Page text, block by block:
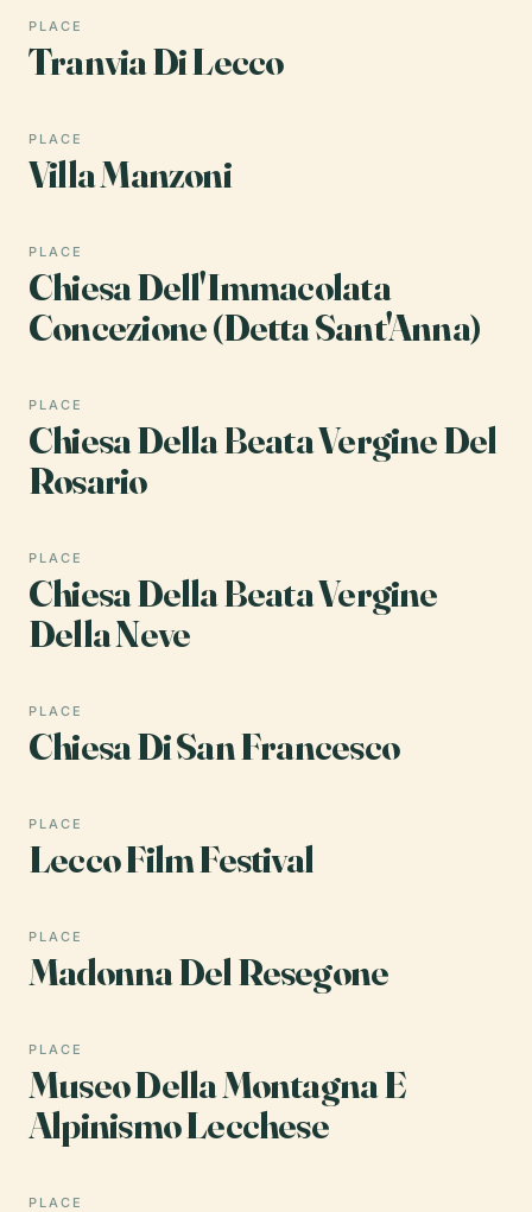
PLACE
Tranvia Di Lecco
PLACE
Villa Manzoni
PLACE
Chiesa Dell'Immacolata
Concezione (Detta Sant'Anna)
PLACE
Chiesa Della Beata Vergine Del
Rosario
PLACE
Chiesa Della Beata Vergine
Della Neve
PLACE
Chiesa Di San Francesco
PLACE
Lecco Film Festival
PLACE
Madonna Del Resegone
PLACE
Museo Della Montagna E
Alpinismo Lecchese
PLACE